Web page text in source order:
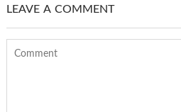
LEAVE A COMMENT